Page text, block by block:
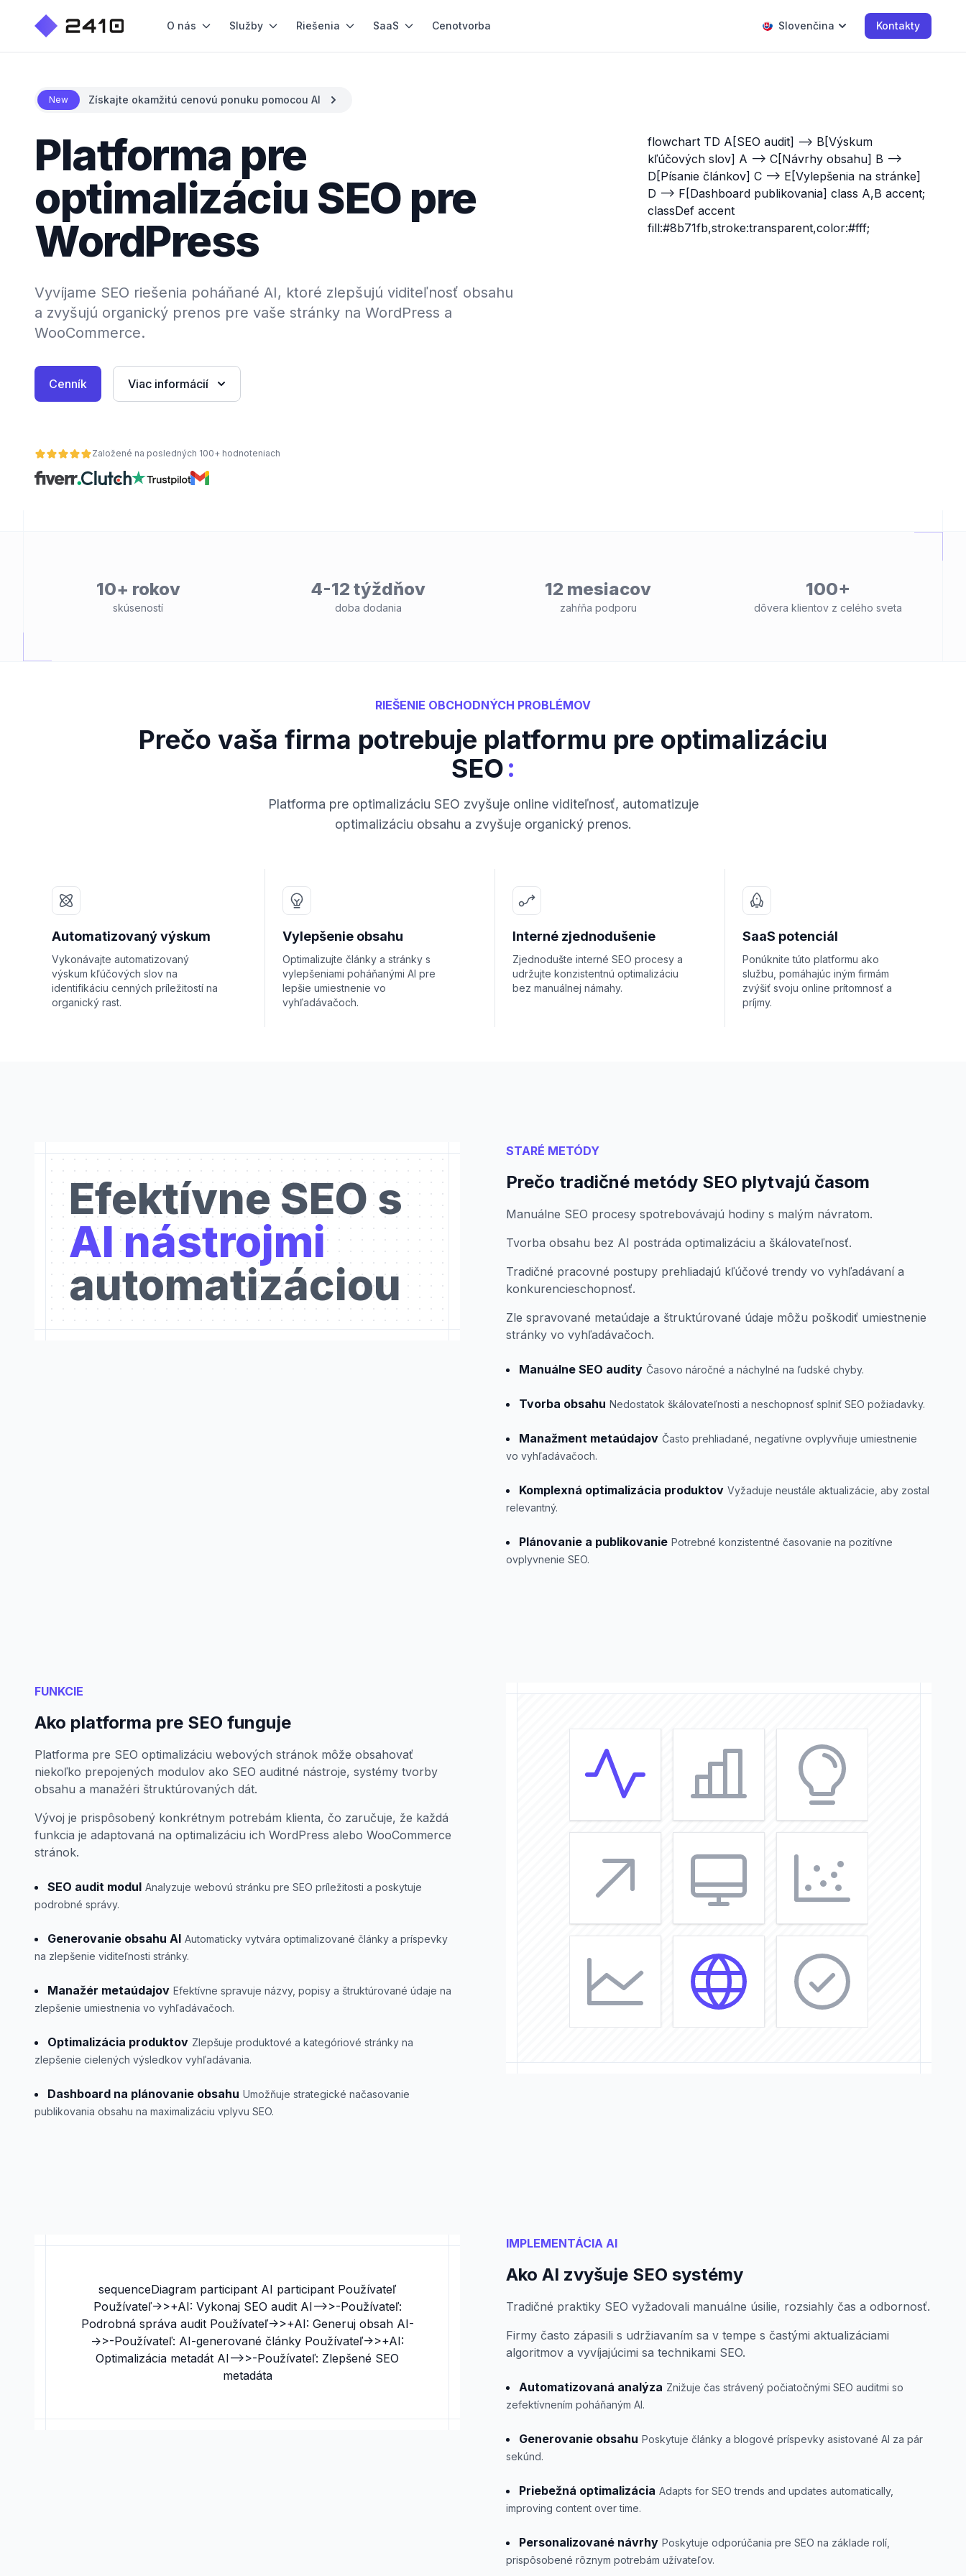
O nás Služby Riešenia SaaS Cenotvorba Slovenčina Kontakty
New Získajte okamžitú cenovú ponuku pomocou AI
Platforma pre
optimalizáciu SEO pre
WordPress
Vyvíjame SEO riešenia poháňané AI, ktoré zlepšujú viditeľnosť obsahu
a zvyšujú organický prenos pre vaše stránky na WordPress a
WooCommerce.
Cenník Viac informácií
Založené na posledných 100+ hodnoteniach
flowchart TD A[SEO audit] --> B[Výskum
kľúčových slov] A --> C[Návrhy obsahu] B -->
D[Písanie článkov] C --> E[Vylepšenia na stránke]
D --> F[Dashboard publikovania] class A,B accent;
classDef accent
fill:#8b71fb,stroke:transparent,color:#fff;
10+ rokov
skúseností
4-12 týždňov
doba dodania
12 mesiacov
zahŕňa podporu
100+
dôvera klientov z celého sveta
RIEŠENIE OBCHODNÝCH PROBLÉMOV
Prečo vaša firma potrebuje platformu pre optimalizáciu
SEO:
Platforma pre optimalizáciu SEO zvyšuje online viditeľnosť, automatizuje
optimalizáciu obsahu a zvyšuje organický prenos.
Automatizovaný výskum
Vykonávajte automatizovaný
výskum kľúčových slov na
identifikáciu cenných príležitostí na
organický rast.
Vylepšenie obsahu
Optimalizujte články a stránky s
vylepšeniami poháňanými AI pre
lepšie umiestnenie vo
vyhľadávačoch.
Interné zjednodušenie
Zjednodušte interné SEO procesy a
udržujte konzistentnú optimalizáciu
bez manuálnej námahy.
SaaS potenciál
Ponúknite túto platformu ako
službu, pomáhajúc iným firmám
zvýšiť svoju online prítomnosť a
príjmy.
Efektívne SEO s
AI nástrojmi
automatizáciou
STARÉ METÓDY
Prečo tradičné metódy SEO plytvajú časom
Manuálne SEO procesy spotrebovávajú hodiny s malým návratom.
Tvorba obsahu bez AI postráda optimalizáciu a škálovateľnosť.
Tradičné pracovné postupy prehliadajú kľúčové trendy vo vyhľadávaní a
konkurencieschopnosť.
Zle spravované metaúdaje a štruktúrované údaje môžu poškodiť umiestnenie
stránky vo vyhľadávačoch.
Manuálne SEO audity Časovo náročné a náchylné na ľudské chyby.
Tvorba obsahu Nedostatok škálovateľnosti a neschopnosť splniť SEO požiadavky.
Manažment metaúdajov Často prehliadané, negatívne ovplyvňuje umiestnenie
vo vyhľadávačoch.
Komplexná optimalizácia produktov Vyžaduje neustále aktualizácie, aby zostal
relevantný.
Plánovanie a publikovanie Potrebné konzistentné časovanie na pozitívne
ovplyvnenie SEO.
FUNKCIE
Ako platforma pre SEO funguje
Platforma pre SEO optimalizáciu webových stránok môže obsahovať
niekoľko prepojených modulov ako SEO auditné nástroje, systémy tvorby
obsahu a manažéri štruktúrovaných dát.
Vývoj je prispôsobený konkrétnym potrebám klienta, čo zaručuje, že každá
funkcia je adaptovaná na optimalizáciu ich WordPress alebo WooCommerce
stránok.
SEO audit modul Analyzuje webovú stránku pre SEO príležitosti a poskytuje
podrobné správy.
Generovanie obsahu AI Automaticky vytvára optimalizované články a príspevky
na zlepšenie viditeľnosti stránky.
Manažér metaúdajov Efektívne spravuje názvy, popisy a štruktúrované údaje na
zlepšenie umiestnenia vo vyhľadávačoch.
Optimalizácia produktov Zlepšuje produktové a kategóriové stránky na
zlepšenie cielených výsledkov vyhľadávania.
Dashboard na plánovanie obsahu Umožňuje strategické načasovanie
publikovania obsahu na maximalizáciu vplyvu SEO.
sequenceDiagram participant AI participant Používateľ
Používateľ->>+AI: Vykonaj SEO audit AI-->>-Používateľ:
Podrobná správa audit Používateľ->>+AI: Generuj obsah AI-
->>-Používateľ: AI-generované články Používateľ->>+AI:
Optimalizácia metadát AI-->>-Používateľ: Zlepšené SEO
metadáta
IMPLEMENTÁCIA AI
Ako AI zvyšuje SEO systémy
Tradičné praktiky SEO vyžadovali manuálne úsilie, rozsiahly čas a odbornosť.
Firmy často zápasili s udržiavaním sa v tempe s častými aktualizáciami
algoritmov a vyvíjajúcimi sa technikami SEO.
Automatizovaná analýza Znižuje čas strávený počiatočnými SEO auditmi so
zefektívnením poháňaným AI.
Generovanie obsahu Poskytuje články a blogové príspevky asistované AI za pár
sekúnd.
Priebežná optimalizácia Adapts for SEO trends and updates automatically,
improving content over time.
Personalizované návrhy Poskytuje odporúčania pre SEO na základe rolí,
prispôsobené rôznym potrebám užívateľov.